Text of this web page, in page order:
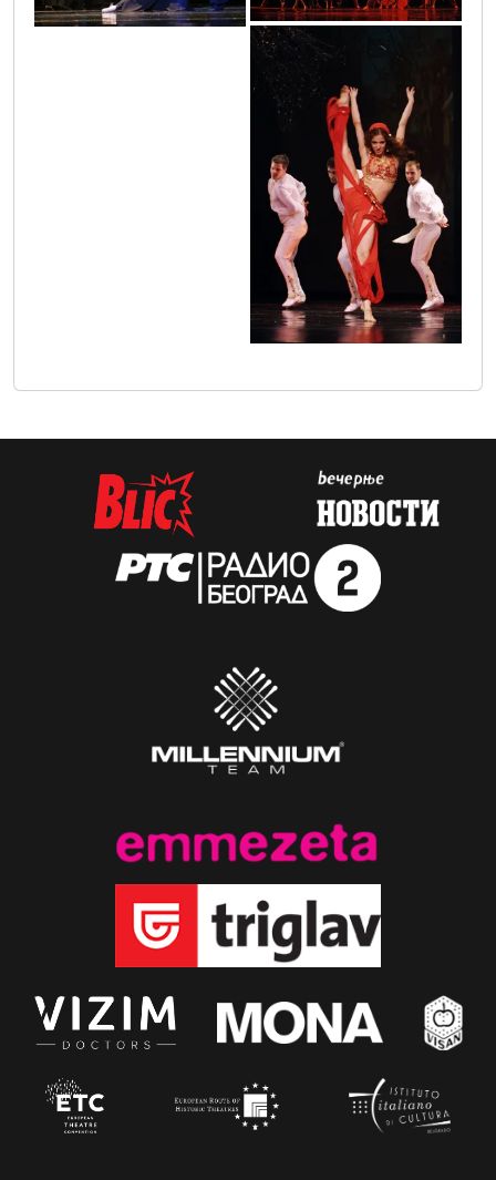
necista_krv_1